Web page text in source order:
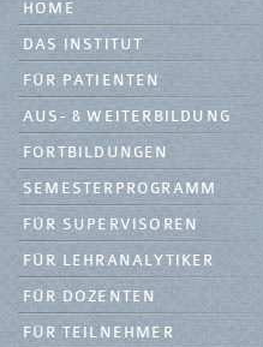
HOME
DAS INSTITUT
FÜR PATIENTEN
AUS- & WEITERBILDUNG
FORTBILDUNGEN
SEMESTERPROGRAMM
FÜR SUPERVISOREN
FÜR LEHRANALYTIKER
FÜR DOZENTEN
FÜR TEILNEHMER